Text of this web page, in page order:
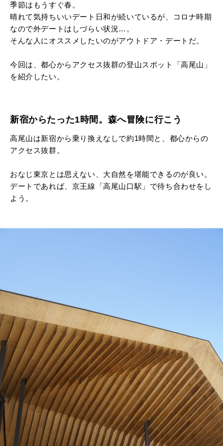
季節はもうすぐ春。
晴れて気持ちいいデート日和が続いているが、コロナ時期
なので外デートはしづらい状況…。
そんな人にオススメしたいのがアウトドア・デートだ。
今回は、都心からアクセス抜群の登山スポット「高尾山」
を紹介したい。
新宿からたった1時間。森へ冒険に行こう
高尾山は新宿から乗り換えなしで約1時間と、都心からの
アクセス抜群。
おなじ東京とは思えない、大自然を堪能できるのが良い。
デートであれば、京王線「高尾山口駅」で待ち合わせをし
よう。